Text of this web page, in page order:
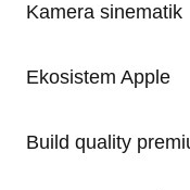
Kamera sinematik
Ekosistem Apple
Build quality